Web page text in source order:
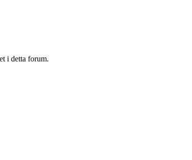
i detta forum.